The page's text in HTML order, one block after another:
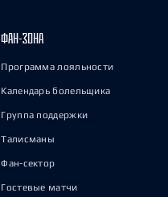
ФАН-ЗОНА
Программа лояльности
Календарь болельщика
Группа поддержки
Талисманы
Фан-сектор
Гостевые матчи